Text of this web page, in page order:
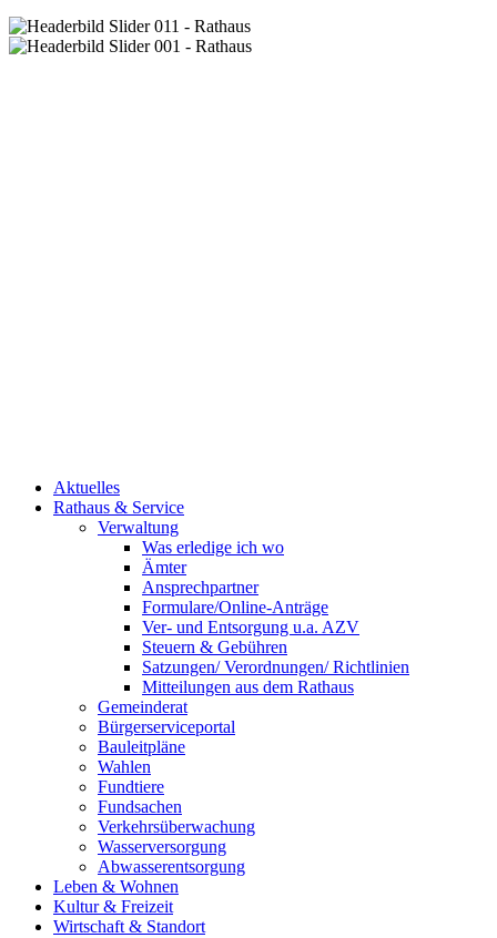
Aktuelles
Rathaus & Service
Verwaltung
Was erledige ich wo
Ämter
Ansprechpartner
Formulare/Online-Anträge
Ver- und Entsorgung u.a. AZV
Steuern & Gebühren
Satzungen/ Verordnungen/ Richtlinien
Mitteilungen aus dem Rathaus
Gemeinderat
Bürgerserviceportal
Bauleitpläne
Wahlen
Fundtiere
Fundsachen
Verkehrsüberwachung
Wasserversorgung
Abwasserentsorgung
Leben & Wohnen
Kultur & Freizeit
Wirtschaft & Standort